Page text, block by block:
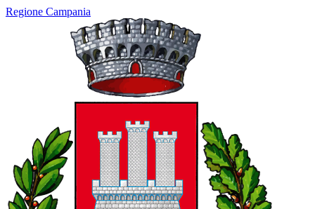
Regione Campania